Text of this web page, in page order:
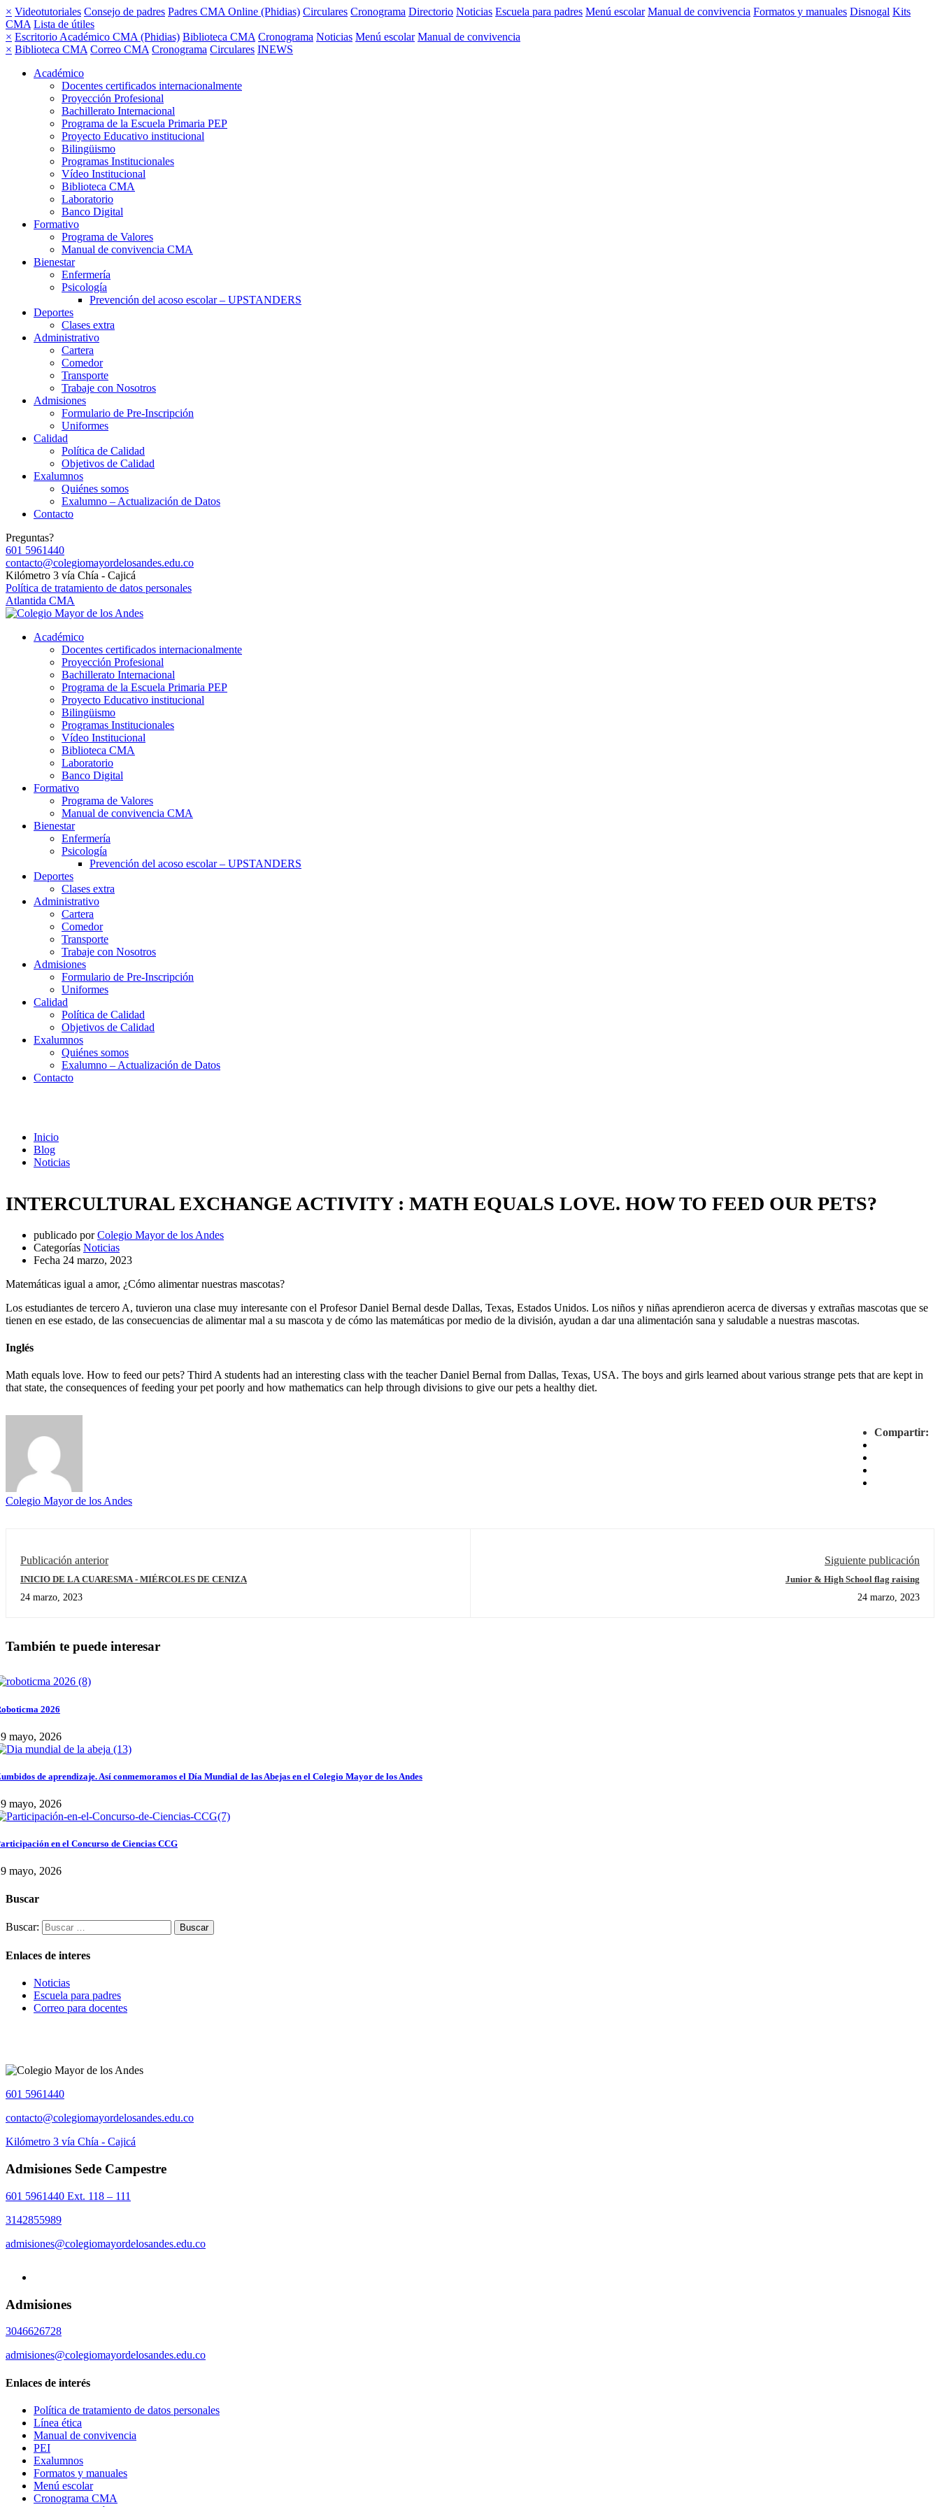
× Videotutoriales Consejo de padres Padres CMA Online (Phidias) Circulares Cronograma Directorio Noticias Escuela para padres Menú escolar Manual de convivencia Formatos y manuales Disnogal Kits
CMA Lista de útiles
× Escritorio Académico CMA (Phidias) Biblioteca CMA Cronograma Noticias Menú escolar Manual de convivencia
× Biblioteca CMA Correo CMA Cronograma Circulares INEWS
Académico
Docentes certificados internacionalmente
Proyección Profesional
Bachillerato Internacional
Programa de la Escuela Primaria PEP
Proyecto Educativo institucional
Bilingüismo
Programas Institucionales
Vídeo Institucional
Biblioteca CMA
Laboratorio
Banco Digital
Formativo
Programa de Valores
Manual de convivencia CMA
Bienestar
Enfermería
Psicología
Prevención del acoso escolar – UPSTANDERS
Deportes
Clases extra
Administrativo
Cartera
Comedor
Transporte
Trabaje con Nosotros
Admisiones
Formulario de Pre-Inscripción
Uniformes
Calidad
Política de Calidad
Objetivos de Calidad
Exalumnos
Quiénes somos
Exalumno – Actualización de Datos
Contacto
Preguntas?
601 5961440
contacto@colegiomayordelosandes.edu.co
Kilómetro 3 vía Chía - Cajicá
Política de tratamiento de datos personales
Atlantida CMA
Académico
Docentes certificados internacionalmente
Proyección Profesional
Bachillerato Internacional
Programa de la Escuela Primaria PEP
Proyecto Educativo institucional
Bilingüismo
Programas Institucionales
Vídeo Institucional
Biblioteca CMA
Laboratorio
Banco Digital
Formativo
Programa de Valores
Manual de convivencia CMA
Bienestar
Enfermería
Psicología
Prevención del acoso escolar – UPSTANDERS
Deportes
Clases extra
Administrativo
Cartera
Comedor
Transporte
Trabaje con Nosotros
Admisiones
Formulario de Pre-Inscripción
Uniformes
Calidad
Política de Calidad
Objetivos de Calidad
Exalumnos
Quiénes somos
Exalumno – Actualización de Datos
Contacto
Inicio
Blog
Noticias
INTERCULTURAL EXCHANGE ACTIVITY : MATH EQUALS LOVE. HOW TO FEED OUR PETS?
publicado por Colegio Mayor de los Andes
Categorías Noticias
Fecha 24 marzo, 2023
Matemáticas igual a amor, ¿Cómo alimentar nuestras mascotas?
Los estudiantes de tercero A, tuvieron una clase muy interesante con el Profesor Daniel Bernal desde Dallas, Texas, Estados Unidos. Los niños y niñas aprendieron acerca de diversas y extrañas mascotas que se
tienen en ese estado, de las consecuencias de alimentar mal a su mascota y de cómo las matemáticas por medio de la división, ayudan a dar una alimentación sana y saludable a nuestras mascotas.
Inglés
Math equals love. How to feed our pets? Third A students had an interesting class with the teacher Daniel Bernal from Dallas, Texas, USA. The boys and girls learned about various strange pets that are kept in
that state, the consequences of feeding your pet poorly and how mathematics can help through divisions to give our pets a healthy diet.
Compartir:
Colegio Mayor de los Andes
Publicación anterior
INICIO DE LA CUARESMA - MIÉRCOLES DE CENIZA
24 marzo, 2023
Siguiente publicación
Junior & High School flag raising
24 marzo, 2023
También te puede interesar
2026
mayo, 2026
de aprendizaje. Así conmemoramos el Día Mundial de las Abejas en el Colegio Mayor de los Andes
mayo, 2026
en el Concurso de Ciencias CCG
mayo, 2026
Buscar
Buscar:
Enlaces de interes
Noticias
Escuela para padres
Correo para docentes
601 5961440
contacto@colegiomayordelosandes.edu.co
Kilómetro 3 vía Chía - Cajicá
Admisiones Sede Campestre
601 5961440 Ext. 118 – 111
3142855989
admisiones@colegiomayordelosandes.edu.co
Admisiones
3046626728
admisiones@colegiomayordelosandes.edu.co
Enlaces de interés
Política de tratamiento de datos personales
Línea ética
Manual de convivencia
PEI
Exalumnos
Formatos y manuales
Menú escolar
Cronograma CMA